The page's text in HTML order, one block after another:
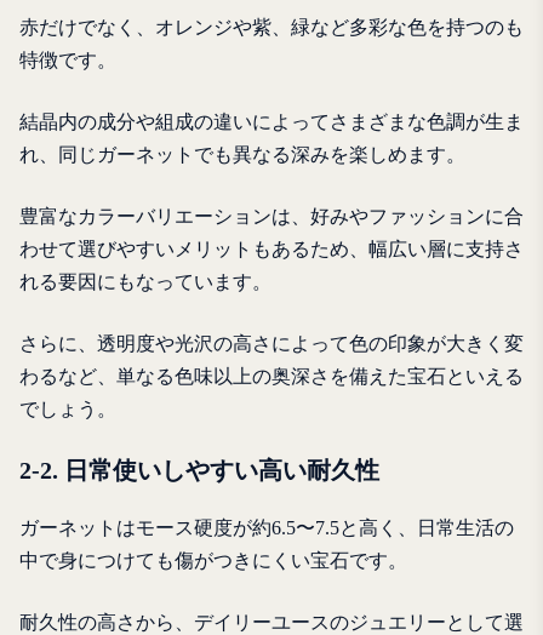
赤だけでなく、オレンジや紫、緑など多彩な色を持つのも
特徴です。
結晶内の成分や組成の違いによってさまざまな色調が生ま
れ、同じガーネットでも異なる深みを楽しめます。
豊富なカラーバリエーションは、好みやファッションに合
わせて選びやすいメリットもあるため、幅広い層に支持さ
れる要因にもなっています。
さらに、透明度や光沢の高さによって色の印象が大きく変
わるなど、単なる色味以上の奥深さを備えた宝石といえる
でしょう。
2-2. 日常使いしやすい高い耐久性
ガーネットはモース硬度が約6.5〜7.5と高く、日常生活の
中で身につけても傷がつきにくい宝石です。
耐久性の高さから、デイリーユースのジュエリーとして選